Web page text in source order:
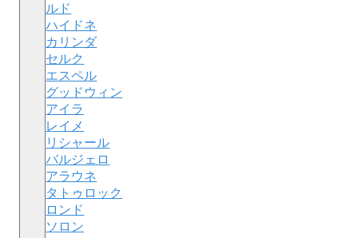
ルド
ハイドネ
カリンダ
セルク
エスペル
グッドウィン
アイラ
レイメ
リシャール
バルジェロ
アラウネ
タトゥロック
ロンド
ソロン